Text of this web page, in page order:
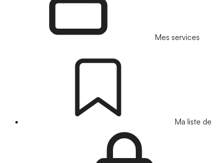
Mes services
Ma liste de